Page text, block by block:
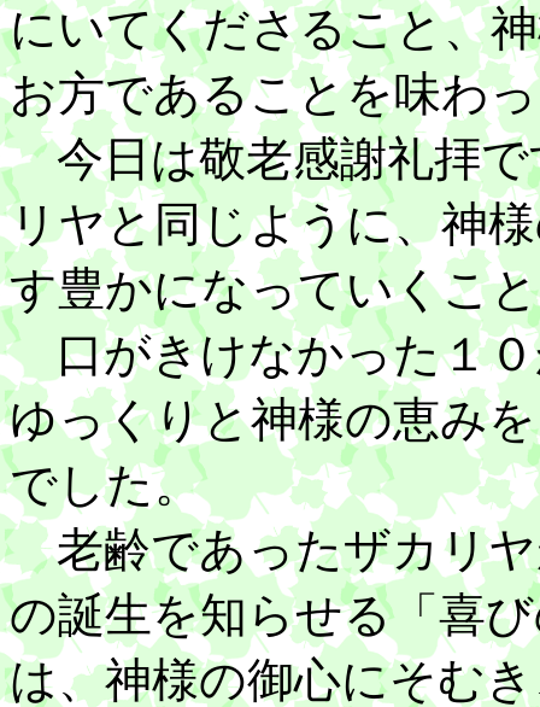
にいてくださること、
お方であることを味わ
今日は敬老感謝礼拝で
リヤと同じように、神
す豊かになっていくこ
口がきけなかった１０
ゆっくりと神様の恵み
でした。
老齢であったザカリヤ
の誕生を知らせる「喜
は、神様の御心にそむ